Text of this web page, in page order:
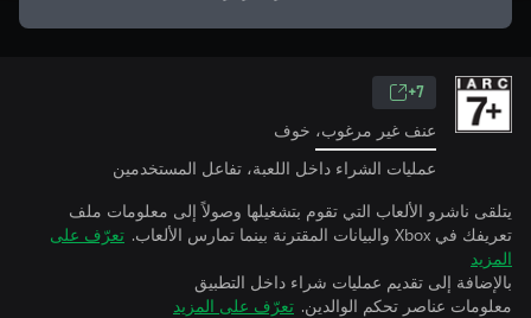
7+
عنف غير مرغوب، خوف
عمليات الشراء داخل اللعبة، تفاعل المستخدمين
يتلقى ناشرو الألعاب التي تقوم بتشغيلها وصولاً إلى معلومات ملف
تعريفك في Xbox والبيانات المقترنة بينما تمارس الألعاب.
تعرّف على
المزيد
بالإضافة إلى تقديم عمليات شراء داخل التطبيق
معلومات عناصر تحكم الوالدين. تعرّف على المزيد